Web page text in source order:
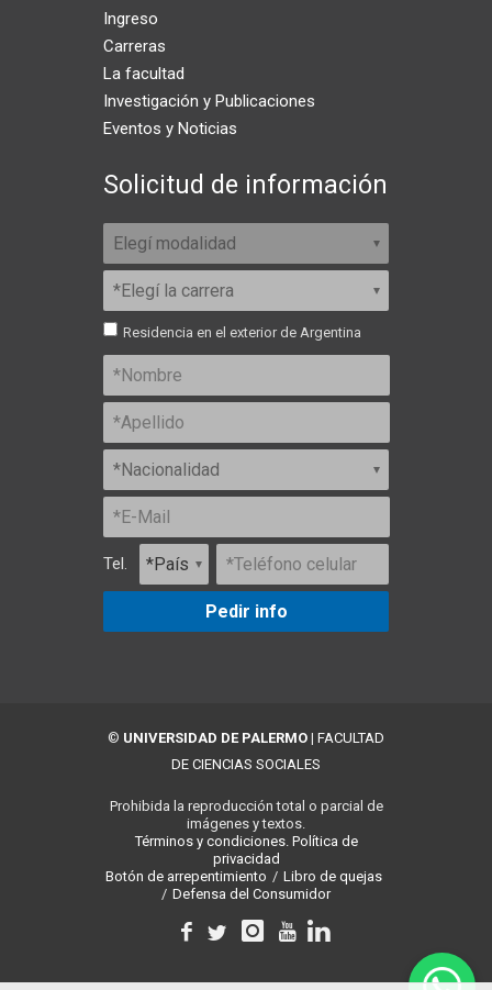
Ingreso
Carreras
La facultad
Investigación y Publicaciones
Eventos y Noticias
Solicitud de información
Residencia en el exterior de Argentina
Tel.
Pedir info
© UNIVERSIDAD DE PALERMO | FACULTAD
DE CIENCIAS SOCIALES
Prohibida la reproducción total o parcial de
imágenes y textos.
Términos y condiciones. Política de
privacidad
Botón de arrepentimiento / Libro de quejas
/ Defensa del Consumidor